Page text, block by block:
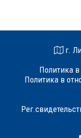
г.
Политика
Политика в